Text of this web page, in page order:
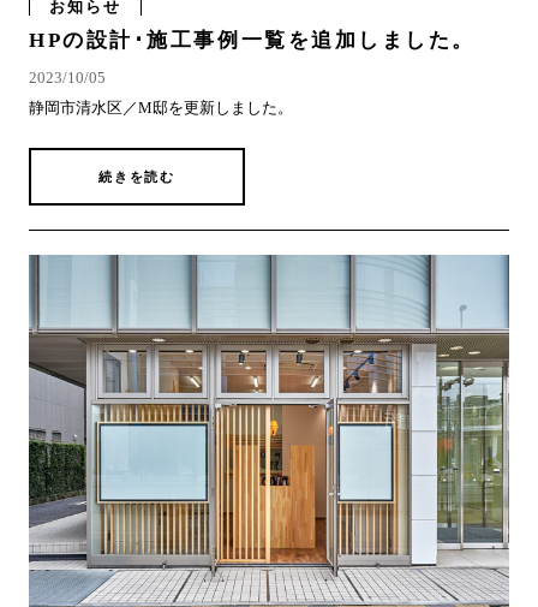
お知らせ
HPの設計･施工事例一覧を追加しました。
2023/10/05
静岡市清水区／M邸を更新しました。
続きを読む